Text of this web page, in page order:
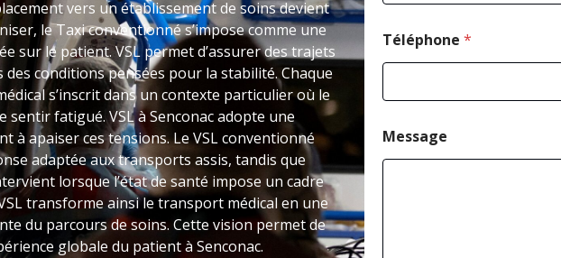
vers un établissement de soins devient
le Taxi conventionné s’impose comme une
sur le patient. VSL permet d’assurer des trajets
des conditions pensées pour la stabilité. Chaque
s’inscrit dans un contexte particulier où le
sentir fatigué. VSL à Senconac adopte une
à apaiser ces tensions. Le VSL conventionné
adaptée aux transports assis, tandis que
lorsque l’état de santé impose un cadre
transforme ainsi le transport médical en une
du parcours de soins. Cette vision permet de
globale du patient à Senconac.
Téléphone *
Message